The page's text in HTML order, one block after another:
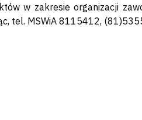
w zakresie organizacji
tel. MSWiA 8115412,